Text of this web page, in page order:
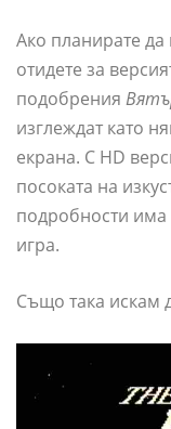
Ако планирате да
отидете за
подобрения
изглеждат като
екрана. С HD
посоката на
подробности има
игра.
Също така искам